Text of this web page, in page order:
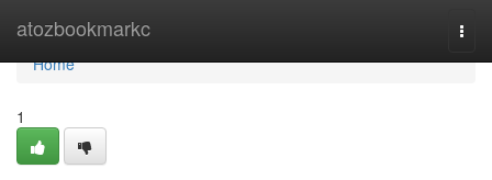
atozbookmarkc
Home
Home
1